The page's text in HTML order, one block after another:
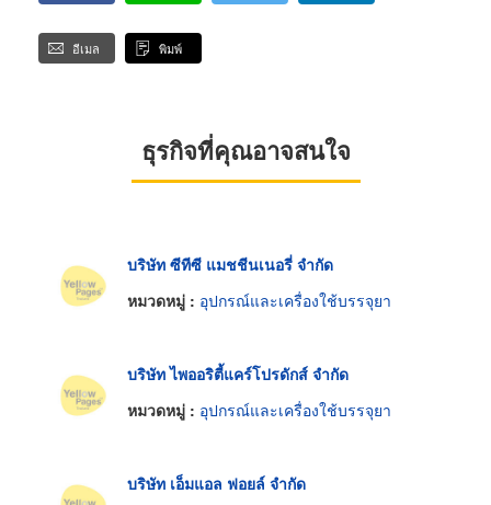
อีเมล พิมพ์
ธุรกิจที่คุณอาจสนใจ
บริษัท ซีทีซี แมชชีนเนอรี่ จำกัด
หมวดหมู่ : อุปกรณ์และเครื่องใช้บรรจุยา
บริษัท ไพออริตี้แคร์โปรดักส์ จำกัด
หมวดหมู่ : อุปกรณ์และเครื่องใช้บรรจุยา
บริษัท เอ็มแอล ฟอยล์ จำกัด